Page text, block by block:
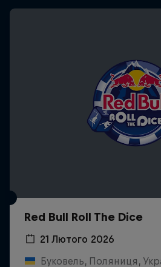
Red Bull Roll The Dice
21 Лютого 2026
Буковель, Поляниця,